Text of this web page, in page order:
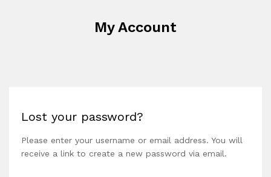
My Account
Lost your password?
Please enter your username or email address. You will
receive a link to create a new password via email.